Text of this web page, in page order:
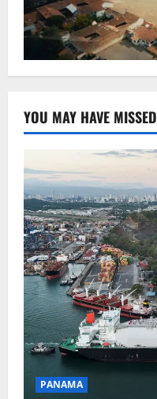
YOU MAY HAVE MISSED
PANAMA